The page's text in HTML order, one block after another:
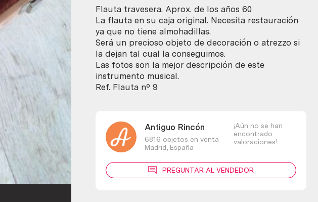
60.
Origen
holandés.
Con
su
estuche
original.
Flauta travesera. Aprox. de los años 60
La flauta en su caja original. Necesita restauración
ya que no tiene almohadillas.
Será un precioso objeto de decoración o atrezzo si
la dejan tal cual la conseguimos.
Las fotos son la mejor descripción de este
instrumento musical.
Ref. Flauta nº 9
Antiguo Rincón
6816 objetos en venta
Madrid, España
¡Aún no se han
encontrado
valoraciones!
PREGUNTAR AL VENDEDOR